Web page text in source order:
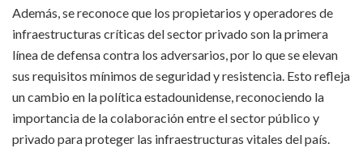
Además, se reconoce que los propietarios y operadores de
infraestructuras críticas del sector privado son la primera
línea de defensa contra los adversarios, por lo que se elevan
sus requisitos mínimos de seguridad y resistencia. Esto refleja
un cambio en la política estadounidense, reconociendo la
importancia de la colaboración entre el sector público y
privado para proteger las infraestructuras vitales del país.